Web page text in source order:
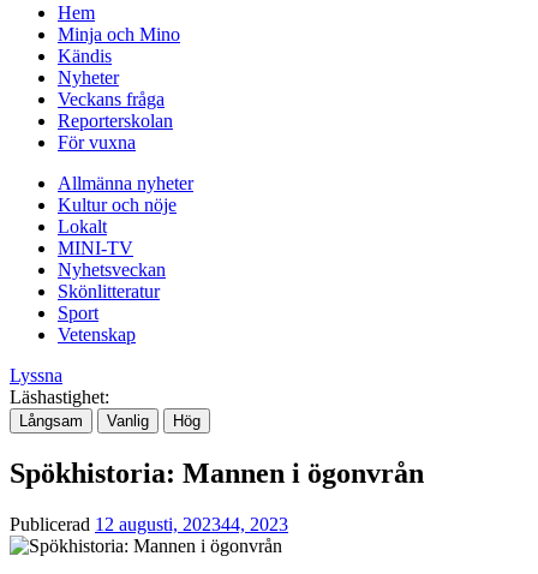
Hem
Minja och Mino
Kändis
Nyheter
Veckans fråga
Reporterskolan
För vuxna
Allmänna nyheter
Kultur och nöje
Lokalt
MINI-TV
Nyhetsveckan
Skönlitteratur
Sport
Vetenskap
Lyssna
Läshastighet:
Långsam Vanlig Hög
Spökhistoria: Mannen i ögonvrån
Publicerad 12 augusti, 202344, 2023